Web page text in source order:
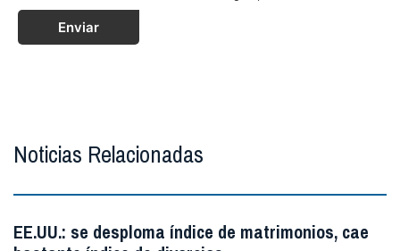
Enviar
Noticias Relacionadas
EE.UU.: se desploma índice de matrimonios, cae